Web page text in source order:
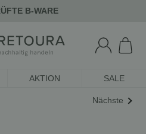
B-WARE
AKTION SALE
Nächste